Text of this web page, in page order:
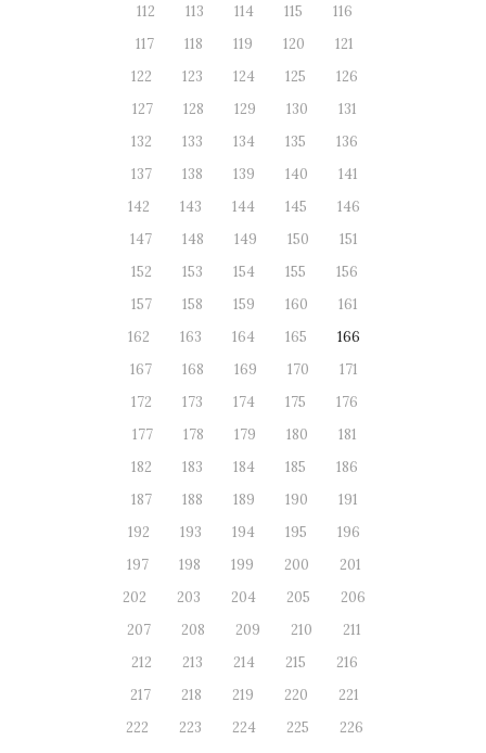
112
113 114 115
116
117
118 119 120
121
122
123 124 125
126
127
128 129 130
131
132
133 134 135
136
137
138 139 140
141
142
143 144 145
146
147
148 149 150
151
152
153 154 155
156
157
158 159 160
161
162
163 164 165
166
167
168 169 170
171
172
173 174 175
176
177
178 179 180
181
182
183 184 185
186
187
188 189 190
191
192
193 194 195
196
197
198 199 200
201
202
203 204 205
206
207
208 209 210
211
212
213 214 215
216
217
218 219 220
221
222
223 224 225
226